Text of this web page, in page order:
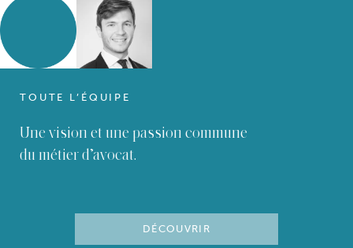
TOUTE L’ÉQUIPE
Une vision et une passion commune
du métier d’avocat.
DÉCOUVRIR